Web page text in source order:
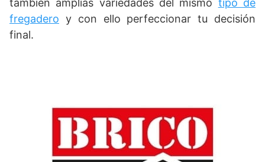
también amplias variedades del mismo tipo de
fregadero y con ello perfeccionar tu decisión
final.